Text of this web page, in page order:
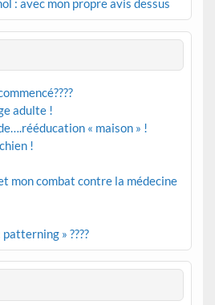
: avec mon propre avis dessus
adulte !
« maison » !
!
mon combat contre la médecine
patterning » ????